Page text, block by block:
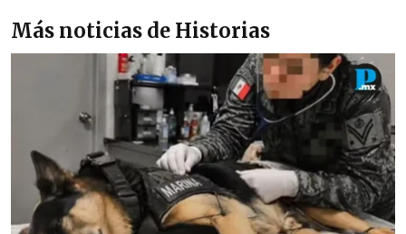
Más noticias de Historias